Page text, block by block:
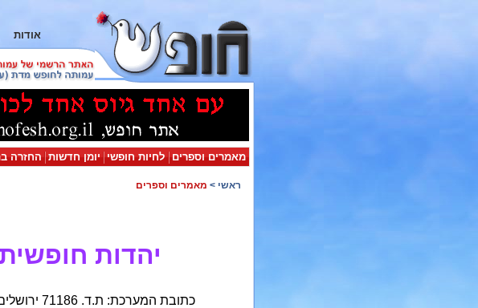
אודות
מאמרים וספרים לחיות חופשי יומן חדשות החזרה
ראשי > מאמרים וספרים
יהדות חופשית, גיליון 27-
כתובת המערכת: ת.ד. 71186 ירושלים 91711. טלפון: 054.866270, דוא"ל: